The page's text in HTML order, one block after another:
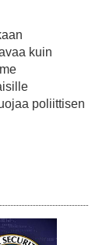
kuin
poliittisen